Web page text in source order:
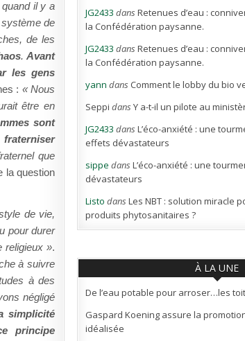
il y a
de
de les
.Avant
les gens
: « Nous
être en
sont
que
la question
de vie,
pour durer
religieux ».
à suivre
à des
négligé
simplicité
principe
JG2433 dansRetenues d’eau :
la Confédération paysanne.
JG2433 dansRetenues d’eau :
la Confédération paysanne.
yann dans Comment le lobby du bio
Seppi dansY a-t-il un pilote au
JG2433 dansL’éco-anxiété : une
effets dévastateurs
sippe dansL’éco-anxiété : une
dévastateurs
Listo dansLes NBT : solution miracle
produits phytosanitaires ?
À LA UNE
De l’eau potable pour arroser…les
Gaspard Koening assure la
idéalisée